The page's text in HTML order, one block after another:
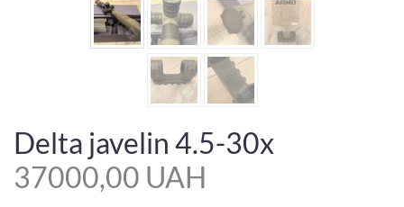
Delta javelin 4.5-30x
37000,00 UAH